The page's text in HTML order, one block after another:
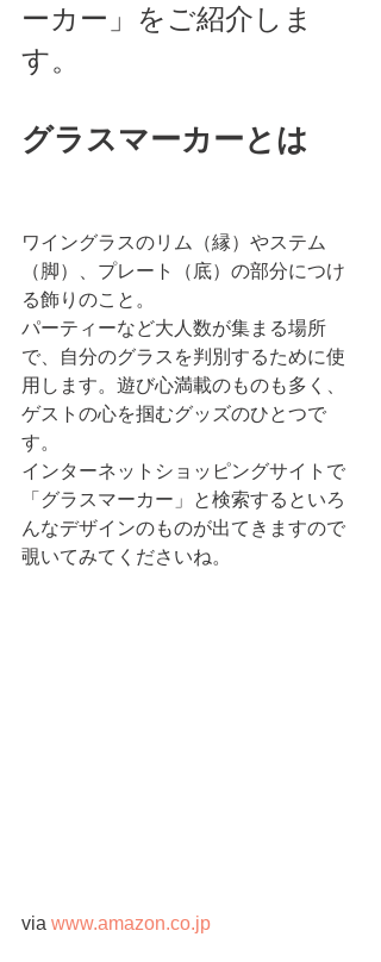
ーカー」をご紹介しま
す。
グラスマーカーとは
ワイングラスのリム（縁）やステム
（脚）、プレート（底）の部分につけ
る飾りのこと。
パーティーなど大人数が集まる場所
で、自分のグラスを判別するために使
用します。遊び心満載のものも多く、
ゲストの心を掴むグッズのひとつで
す。
インターネットショッピングサイトで
「グラスマーカー」と検索するといろ
んなデザインのものが出てきますので
覗いてみてくださいね。
via www.amazon.co.jp